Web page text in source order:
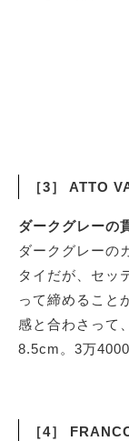
［3］ ATTO
ダークグレーの
ダークグレーの
タイだが、セッ
って締めること
感と合わさって
8.5cm。3万
［4］